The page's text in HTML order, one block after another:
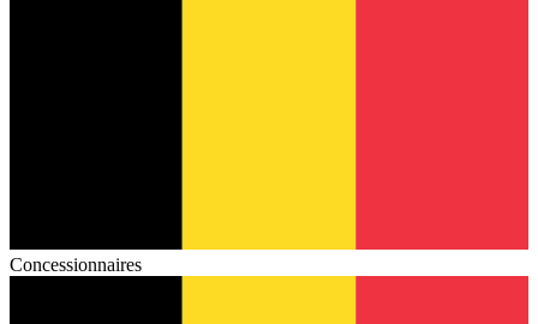
Concessionnaires